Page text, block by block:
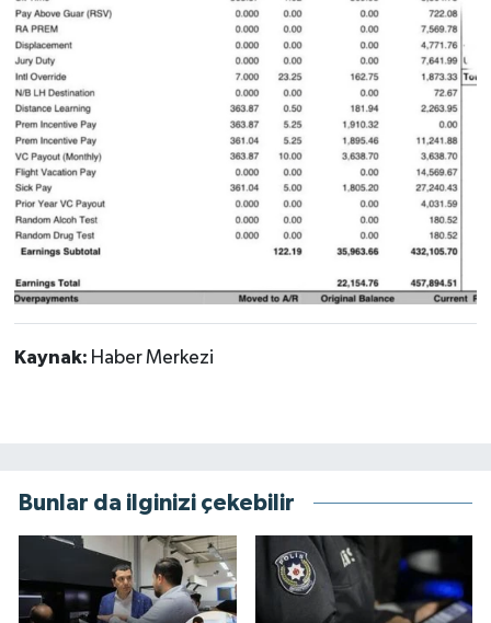
Kaynak: Haber Merkezi
Bunlar da ilginizi çekebilir